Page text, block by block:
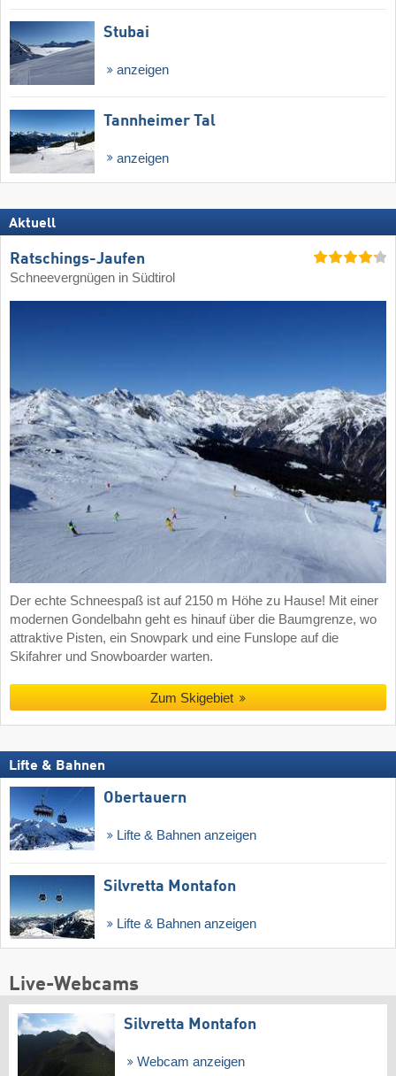
Stubai
anzeigen
Tannheimer Tal
anzeigen
Aktuell
Ratschings-Jaufen
Schneevergnügen in Südtirol
Der echte Schneespaß ist auf 2150 m Höhe zu Hause! Mit einer
modernen Gondelbahn geht es hinauf über die Baumgrenze, wo
attraktive Pisten, ein Snowpark und eine Funslope auf die
Skifahrer und Snowboarder warten.
Zum Skigebiet
Lifte & Bahnen
Obertauern
Lifte & Bahnen anzeigen
Silvretta Montafon
Lifte & Bahnen anzeigen
Live-Webcams
Silvretta Montafon
Webcam anzeigen